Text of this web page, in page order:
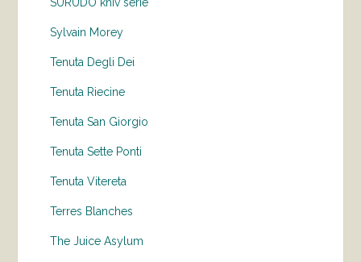
Sylvain Morey
Tenuta Degli Dei
Tenuta Riecine
Tenuta San Giorgio
Tenuta Sette Ponti
Tenuta Vitereta
Terres Blanches
The Juice Asylum